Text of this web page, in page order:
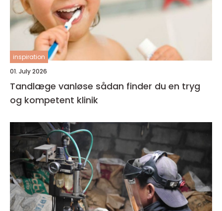
inspiration
01. July 2026
Tandlæge vanløse sådan finder du en tryg
og kompetent klinik